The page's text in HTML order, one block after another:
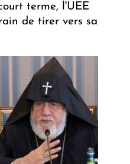
terme, l'UEE
de tirer vers sa